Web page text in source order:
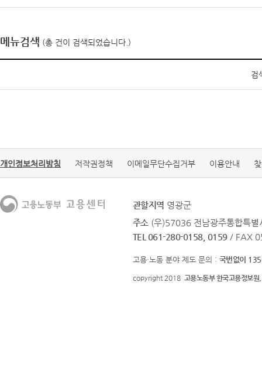
메뉴검색 (총 건이 검색되었습니다.)
검
개인정보처리방침 저작권정책 이메일무단수집거부 이용안내
관할지역 영광군
주소 (우)57036 전남광주통합특
TEL 061-280-0158, 0159 / FAX
고용·노동 분야 제도 문의 : 국번없이
copyright 2018 고용노동부 한국고용정보원.